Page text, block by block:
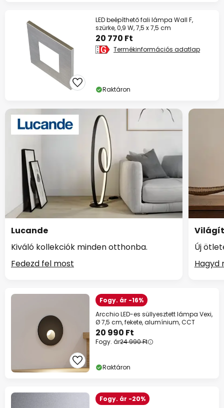
LED beépíthető fali lámpa Wall F,
szürke, 0,9 W, 7,5 x 7,5 cm
20 770 Ft
Termékinformációs adatlap
Raktáron
Lucande
Kiváló kollekciók minden otthonba.
Fedezd fel most
Új
Hagyd
Fogy. ár -16%
Arcchio LED-es süllyesztett lámpa Vexi,
Ø 7,5 cm, fekete, alumínium, CCT
20 990 Ft
Fogy. ár24 990 Ft
Raktáron
Fogy. ár -20%